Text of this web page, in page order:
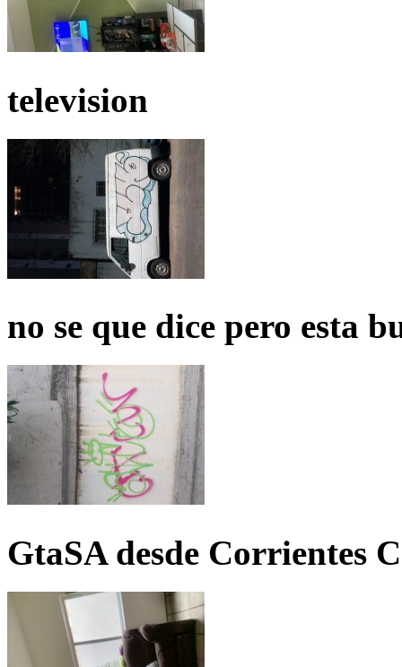
television
no se que dice pero esta
GtaSA desde Corrientes